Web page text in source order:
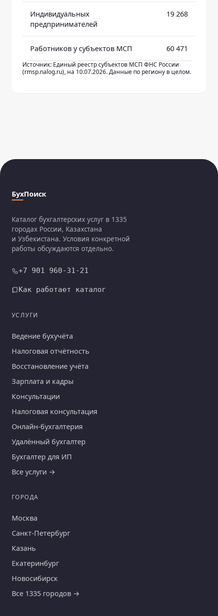
Индивидуальных
предпринимателей
19 268
Работников у субъектов МСП 60 471
Источник: Единый реестр субъектов МСП ФНС России
(rmsp.nalog.ru), на 10.07.2026. Данные по региону в целом.
БухПоиск
Каталог бухгалтерских услуг в 1335
городах России, Казахстана
и Узбекистана. Условия конкретной
работы обсуждаются отдельно.
+7 901 960-31-21
Как работает каталог
УСЛУГИ
Ведение бухучёта
Налоговая отчётность
Восстановление учёта
Зарплата и кадры
Консультации
Налоговая консультация
Онлайн-бухгалтерия
Удалённый бухгалтер
Бухгалтер для ИП
Все услуги →
ГОРОДА
Москва
Санкт-Петербург
Казань
Екатеринбург
Новосибирск
Все 1335 городов →